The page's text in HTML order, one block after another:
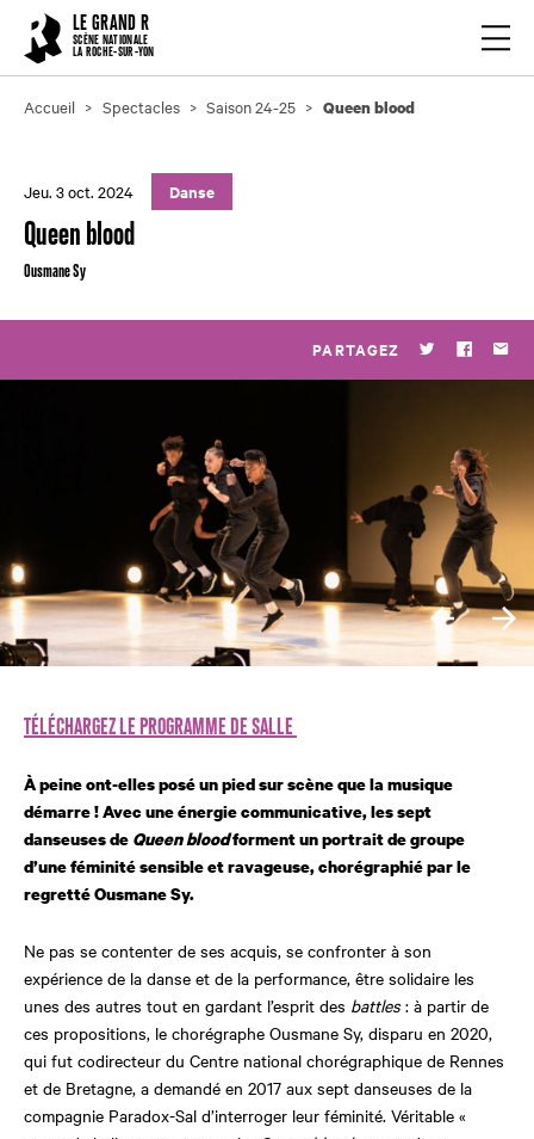
LE GRAND R
SCÈNE NATIONALE
LA ROCHE-SUR-YON
Accueil Spectacles Saison 24-25 Queen blood
Jeu. 3 oct. 2024 Danse
Queen blood
Ousmane Sy
PARTAGEZ Twitter
TÉLÉCHARGEZ LE PROGRAMME DE SALLE
À peine ont-elles posé un pied sur scène que la musique
démarre ! Avec une énergie communicative, les sept
danseuses de Queen bloodforment un portrait de groupe
d’une féminité sensible et ravageuse, chorégraphié par le
regretté Ousmane Sy.
Ne pas se contenter de ses acquis, se confronter à son
expérience de la danse et de la performance, être solidaire les
unes des autres tout en gardant l’esprit des battles: à partir de
ces propositions, le chorégraphe Ousmane Sy, disparu en 2020,
qui fut codirecteur du Centre national chorégraphique de Rennes
et de Bretagne, a demandé en 2017 aux sept danseuses de la
compagnie Paradox-Sal d’interroger leur féminité. Véritable «
Cookies management panel